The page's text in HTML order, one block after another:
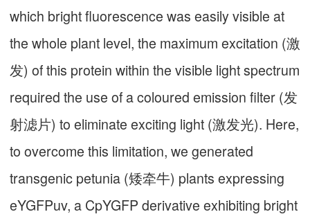
which bright fluorescence was easily visible at
the whole plant level, the maximum excitation (激
发) of this protein within the visible light spectrum
required the use of a coloured emission filter (发
射滤片) to eliminate exciting light (激发光). Here,
to overcome this limitation, we generated
transgenic petunia (矮牵牛) plants expressing
eYGFPuv, a CpYGFP derivative exhibiting bright